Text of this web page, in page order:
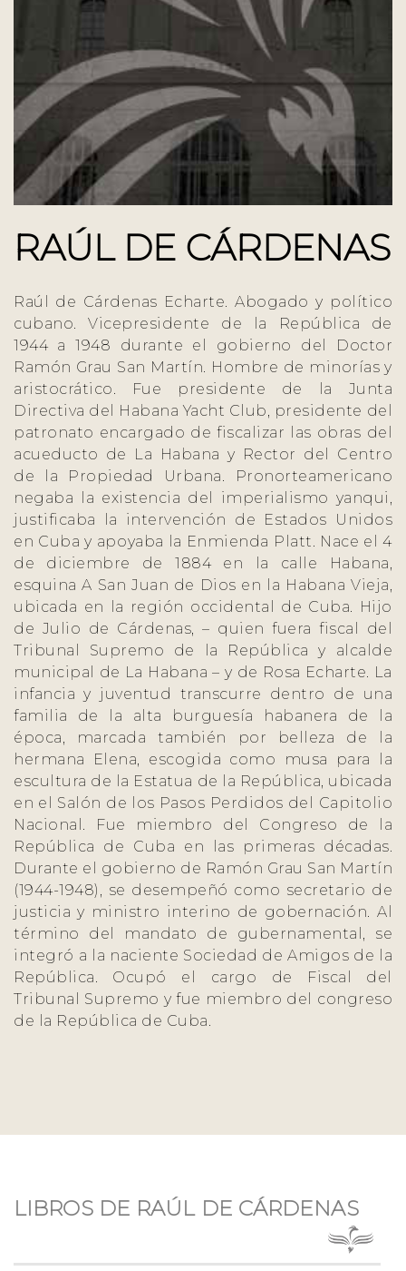
RAÚL DE CÁRDENAS
Raúl de Cárdenas Echarte. Abogado y político
cubano. Vicepresidente de la República de
1944 a 1948 durante el gobierno del Doctor
Ramón Grau San Martín. Hombre de minorías y
aristocrático. Fue presidente de la Junta
Directiva del Habana Yacht Club, presidente del
patronato encargado de fiscalizar las obras del
acueducto de La Habana y Rector del Centro
de la Propiedad Urbana. Pronorteamericano
negaba la existencia del imperialismo yanqui,
justificaba la intervención de Estados Unidos
en Cuba y apoyaba la Enmienda Platt. Nace el 4
de diciembre de 1884 en la calle Habana,
esquina A San Juan de Dios en la Habana Vieja,
ubicada en la región occidental de Cuba. Hijo
de Julio de Cárdenas, – quien fuera fiscal del
Tribunal Supremo de la República y alcalde
municipal de La Habana – y de Rosa Echarte. La
infancia y juventud transcurre dentro de una
familia de la alta burguesía habanera de la
época, marcada también por belleza de la
hermana Elena, escogida como musa para la
escultura de la Estatua de la República, ubicada
en el Salón de los Pasos Perdidos del Capitolio
Nacional. Fue miembro del Congreso de la
República de Cuba en las primeras décadas.
Durante el gobierno de Ramón Grau San Martín
(1944-1948), se desempeñó como secretario de
justicia y ministro interino de gobernación. Al
término del mandato de gubernamental, se
integró a la naciente Sociedad de Amigos de la
República. Ocupó el cargo de Fiscal del
Tribunal Supremo y fue miembro del congreso
de la República de Cuba.
LIBROS DE RAÚL DE CÁRDENAS